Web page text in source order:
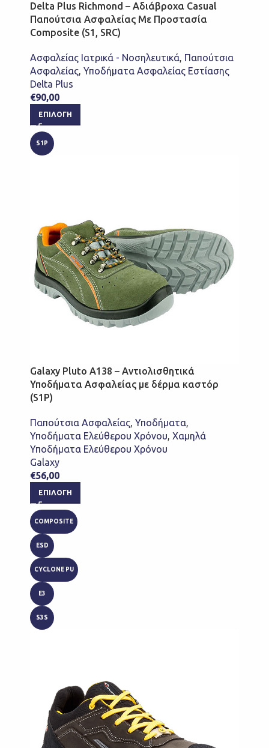
Delta Plus Richmond – Αδιάβροχα Casual
Παπούτσια Ασφαλείας Με Προστασία
Composite (S1, SRC)
Ασφαλείας Ιατρικά - Νοσηλευτικά, Παπούτσια
Ασφαλείας, Υποδήματα Ασφαλείας Εστίασης
Delta Plus
€90,00
ΕΠΙΛΟΓΉ
S1P
Galaxy Pluto A138 – Αντιολισθητικά
Υποδήματα Ασφαλείας με δέρμα καστόρ
(S1P)
Παπούτσια Ασφαλείας, Υποδήματα,
Υποδήματα Ελεύθερου Χρόνου, Χαμηλά
Υποδήματα Ελεύθερου Χρόνου
Galaxy
€56,00
ΕΠΙΛΟΓΉ
COMPOSITE
ESD
CYCLONE PU
E3
S3S